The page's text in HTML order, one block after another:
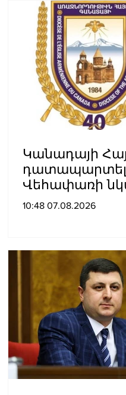
Կանադայի
դատապարտել
Վեհափառի
քրեական
10:48 07.08.2026